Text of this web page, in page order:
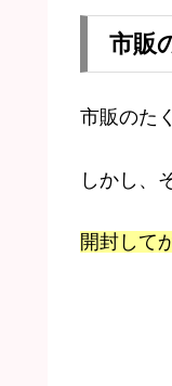
市販
市販のた
しかし、
開封して